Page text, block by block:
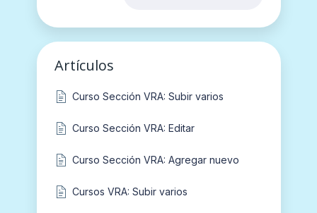
Artículos
Curso Sección VRA: Subir varios
Curso Sección VRA: Editar
Curso Sección VRA: Agregar nuevo
Cursos VRA: Subir varios